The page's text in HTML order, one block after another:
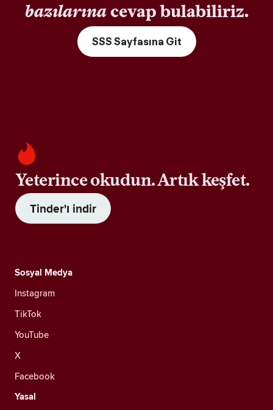
bazılarınacevap bulabiliriz.
SSS Sayfasına Git
Yeterince okudun. Artık keşfet.
Tinder'ı indir
Sosyal Medya
Instagram
TikTok
YouTube
X
Facebook
Yasal